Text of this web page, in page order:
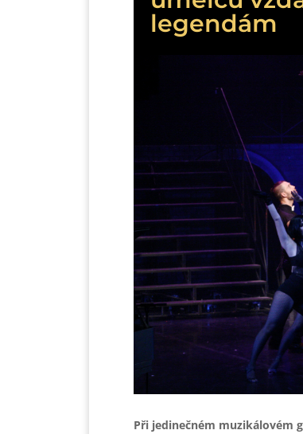
legendám
Při jedinečném muzikálovém